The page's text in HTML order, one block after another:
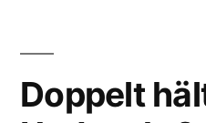
Doppelt